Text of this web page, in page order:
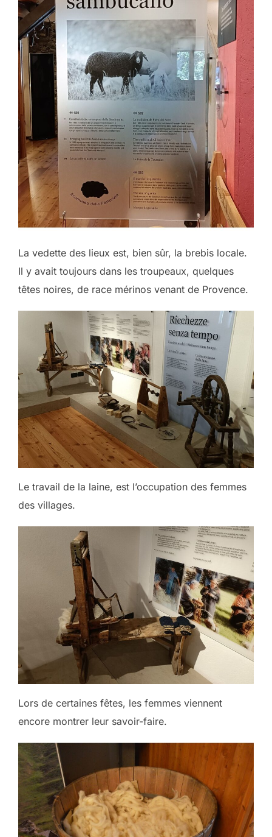
La vedette des lieux est, bien sûr, la brebis locale.
Il y avait toujours dans les troupeaux, quelques
têtes noires, de race mérinos venant de Provence.
Le travail de la laine, est l’occupation des femmes
des villages.
Lors de certaines fêtes, les femmes viennent
encore montrer leur savoir-faire.